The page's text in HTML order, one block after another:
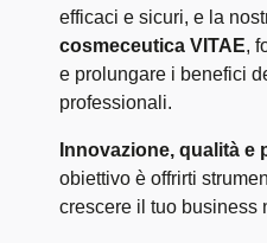
efficaci e sicuri, e la
cosmeceutica VITAE,
e prolungare i benefici
professionali.
Innovazione, qualità e
obiettivo è offrirti
crescere il tuo business